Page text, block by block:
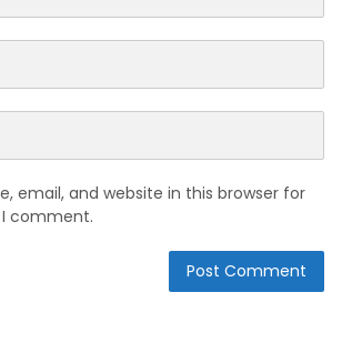
email, and website in this browser for
comment.